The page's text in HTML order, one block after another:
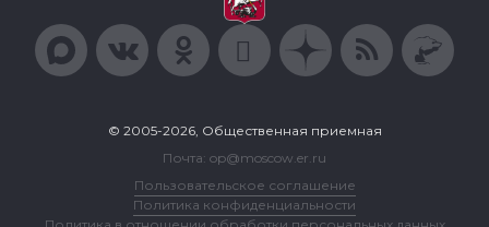
© 2005-2026, Общественная приемная
Почта: op@moscow.er.ru
Пользовательское соглашение
Политика конфиденциальности